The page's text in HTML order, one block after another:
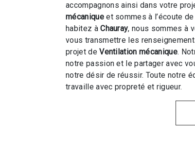
accompagnons ainsi dans votre
mécaniqueet sommes à l’écoute
habitez àChauray, nous sommes à
vous transmettre les
projet deVentilation mécanique.
notre passion et le partager avec
notre désir de réussir. Toute notre
travaille avec propreté et rigueur.